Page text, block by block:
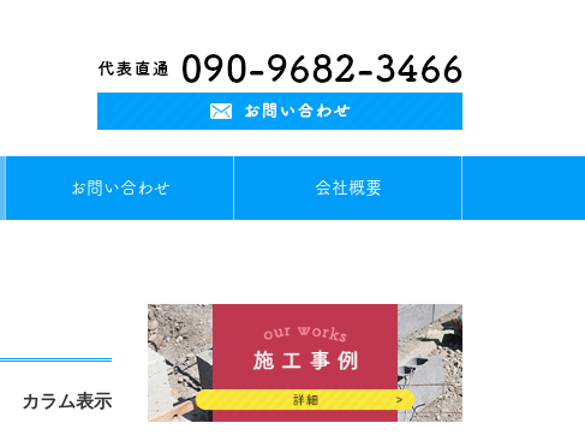
お問い合わせ 会社概要
カラム表示